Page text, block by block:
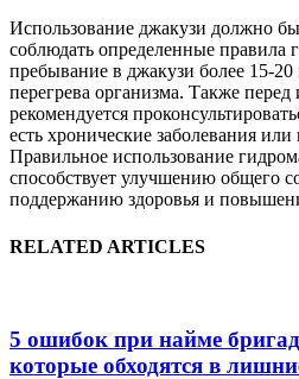
Использование джакузи должно
соблюдать определенные правила
пребывание в джакузи более 15-
перегрева организма. Также
рекомендуется
есть хронические заболевания
Правильное использование
способствует улучшению общего
поддержанию здоровья и
RELATED ARTICLES
5 ошибок при найме
которые обходятся в